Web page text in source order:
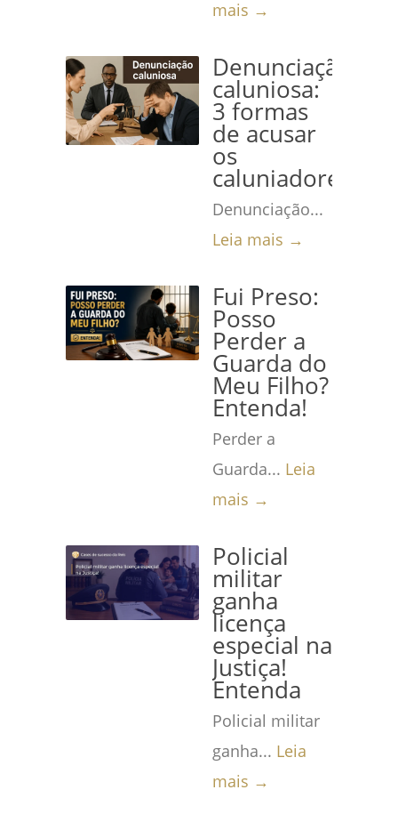
mais →
Denunciação
caluniosa:
3 formas
de acusar
os
caluniadores
Denunciação...
Leia mais →
Fui Preso:
Posso
Perder a
Guarda do
Meu Filho?
Entenda!
Perder a
Guarda... Leia
mais →
Policial
militar
ganha
licença
especial na
Justiça!
Entenda
Policial militar
ganha... Leia
mais →